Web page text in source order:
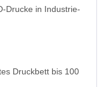
Drucke in Industrie-
Druckbett bis 100